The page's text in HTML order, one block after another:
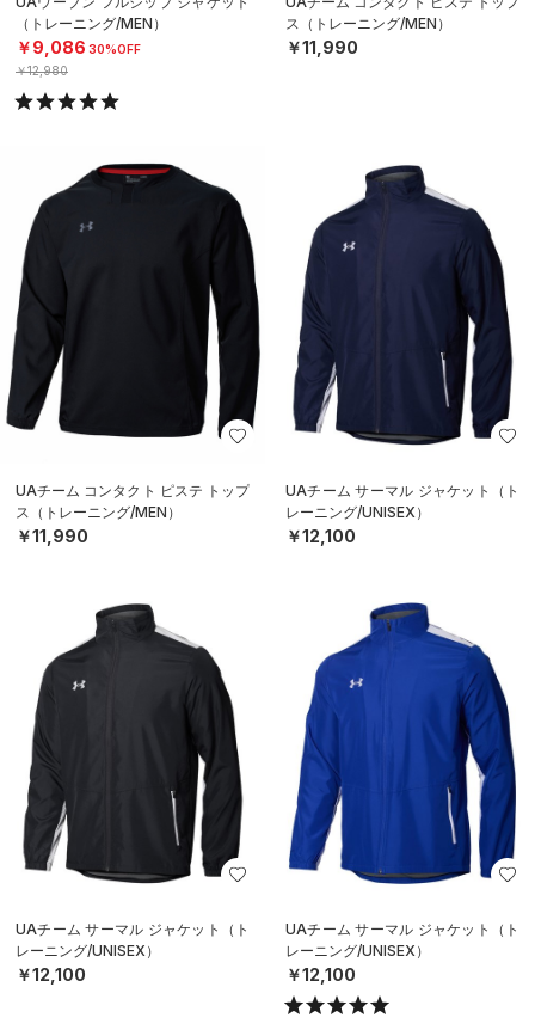
（トレーニング/MEN）
￥9,086 30%OFF
￥12,980
ス（トレーニング/MEN）
￥11,990
UAチーム コンタクト ピステ トップ
ス（トレーニング/MEN）
￥11,990
UAチーム サーマル ジャケット（ト
レーニング/UNISEX）
￥12,100
UAチーム サーマル ジャケット（ト
レーニング/UNISEX）
￥12,100
UAチーム サーマル ジャケット（ト
レーニング/UNISEX）
￥12,100